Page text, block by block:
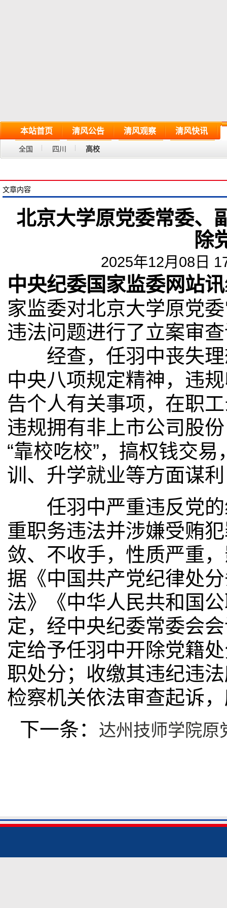
本站首页 清风公告 清风观察 清风快讯
全国 四川 高校
文章内容
北京大学原党委常委、
除
2025年12月08日
中央纪委国家监委网站讯
家监委对北京大学原党
违法问题进行了立案审
经查，任羽中丧失理
中央八项规定精神，违
告个人有关事项，在职
违规拥有非上市公司股
“靠校吃校”，搞权钱交
训、升学就业等方面谋
任羽中严重违反党的
重职务违法并涉嫌受贿
敛、不收手，性质严重
据《中国共产党纪律处
法》《中华人民共和国
定，经中央纪委常委会
定给予任羽中开除党籍
职处分；收缴其违纪违
检察机关依法审查起诉
下一条： 达州技师学院原